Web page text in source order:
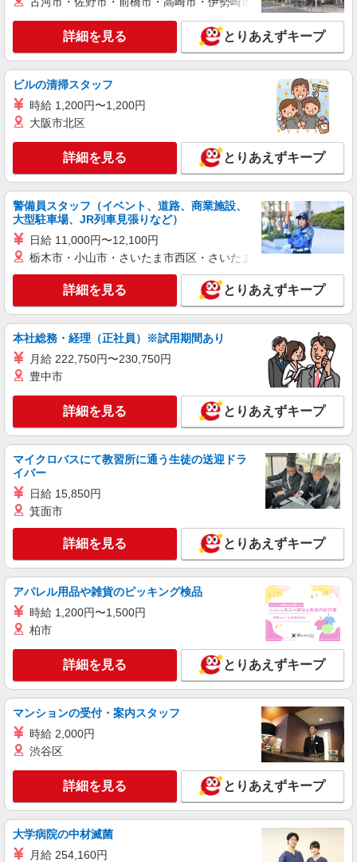
+゜・。○。・゜+゜
キープ 詳細を見る
紹介予定派遣
株式会社シエロ
携帯販売スタッフ【au】
時給 未経験1400円〜 時給 経験者1500円〜 ※
残業代支給 ★交通費別途支給（規定あり） ゜
+゜・。○。・゜+゜・。○。・゜+゜ 入社祝い金10
ィブ支給(規定有) ★月2回払い・週払い可能（規程
有）★ ゜・。○。・゜+゜・。○。・゜+゜
福岡県下の家電量販店 ※週単位で勤務地が変
更となります。
キープ 詳細を見る
派遣社員 紹介予定派遣
株式会社シエロ
スマホ携帯販売【ワイモバイル】
残業代支給 ★交通費別途支給（規定あり） ゜
+゜・。○。・゜+゜・。○。・゜+゜ 入社祝い金10
万円支給(規定有) お友達を紹介頂くと, インセンテ
ィブ支給(規定有) ★月2回払い・週払い可能（規程
有）★ ゜・。○。・゜+゜・。○。・゜+゜
福岡県福岡市中央区の家電量販店
キープ 詳細を見る
派遣社員 紹介予定派遣
【ソフトバンク】の店舗スタッフ
大卒：月給240000円〜 短大卒：月給
230000円〜 高卒・専門卒：月給220000円〜 その
他・達成手当・役職手当・アドバイザー手当・そ
の他手当有・賞与年2回 ※残業代支給 ★交通費別
○。・゜+゜ 入社祝い金10万円支給(規定有) お友達
○。・゜+゜・。○。・゜+゜
福岡県福岡市中央区のsoftbankショップ
キープ 詳細を見る
株式会社シエロ
人気機種に詳しくなれる携帯販売
【softbank】
時給1400円〜1450円（経験・能力による） ※
残業代支給 ★交通費別途支給（規定あり） ゜
+゜・。○。・゜+゜・。○。・゜+゜ 入社祝い金10
万円支給(規定有) お友達を紹介頂くと, インセンテ
ィブ支給(規定有) ★月2回払い・週払い可能（規程
有）★ ゜・。○。・゜+゜・。○。・゜+゜
福岡県福岡市中央区の携帯ショップ
キープ 詳細を見る
派遣社員 紹介予定派遣
株式会社シエロ
人気機種に詳しくなれる携帯販売
時給1400円〜1450円（経験・能力による） ※
残業代支給 ★交通費別途支給（規定あり） ゜
+゜・。○。・゜+゜・。○。・゜+゜ 入社祝い金10
万円支給(規定有) お友達を紹介頂くと, インセンテ
ィブ支給(規定有) ★月2回払い・週払い可能（規程
有）★ ゜・。○。・゜+゜・。○。・゜+゜
福岡県福岡市中央区の家電量販店
キープ 詳細を見る
詳細を見る とりあえずキープ
ビルの清掃スタッフ
時給 1,200円〜1,200円
大阪市北区
詳細を見る とりあえずキープ
警備員スタッフ（イベント、道路、商業施設、
大型駐車場、JR列車見張りなど）
日給 11,000円〜12,100円
栃木市・小山市・さいたま市西区・さいたま市岩槻区・久喜市・
詳細を見る とりあえずキープ
本社総務・経理（正社員）※試用期間あり
月給 222,750円〜230,750円
豊中市
詳細を見る とりあえずキープ
マイクロバスにて教習所に通う生徒の送迎ドラ
イバー
日給 15,850円
箕面市
詳細を見る とりあえずキープ
アパレル用品や雑貨のピッキング検品
時給 1,200円〜1,500円
柏市
詳細を見る とりあえずキープ
マンションの受付・案内スタッフ
時給 2,000円
渋谷区
詳細を見る とりあえずキープ
大学病院の中材滅菌
月給 254,160円